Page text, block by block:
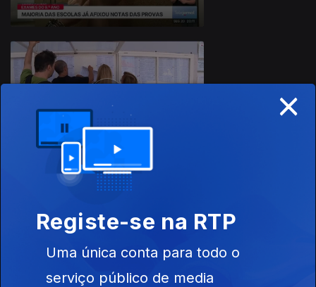
18 jul. 2026
×
Registe-se na RTP
Uma única conta para todo o
serviço público de media